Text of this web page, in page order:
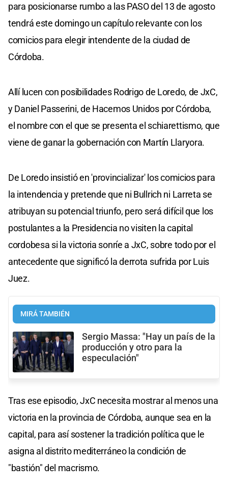
para posicionarse rumbo a las PASO del 13 de agosto
tendrá este domingo un capítulo relevante con los
comicios para elegir intendente de la ciudad de
Córdoba.
Allí lucen con posibilidades Rodrigo de Loredo, de JxC,
y Daniel Passerini, de Hacemos Unidos por Córdoba,
el nombre con el que se presenta el schiarettismo, que
viene de ganar la gobernación con Martín Llaryora.
De Loredo insistió en 'provincializar' los comicios para
la intendencia y pretende que ni Bullrich ni Larreta se
atribuyan su potencial triunfo, pero será difícil que los
postulantes a la Presidencia no visiten la capital
cordobesa si la victoria sonríe a JxC, sobre todo por el
antecedente que significó la derrota sufrida por Luis
Juez.
MIRÁ TAMBIÉN
Sergio Massa: "Hay un país de la
producción y otro para la
especulación"
Tras ese episodio, JxC necesita mostrar al menos una
victoria en la provincia de Córdoba, aunque sea en la
capital, para así sostener la tradición política que le
asigna al distrito mediterráneo la condición de
"bastión" del macrismo.